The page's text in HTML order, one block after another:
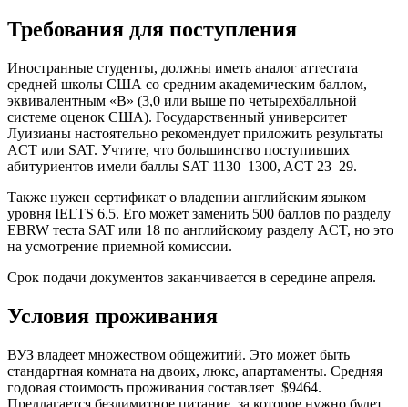
Требования для поступления
Иностранные студенты, должны иметь аналог аттестата
средней школы США со средним академическим баллом,
эквивалентным «B» (3,0 или выше по четырехбалльной
системе оценок США). Государственный университет
Луизианы настоятельно рекомендует приложить результаты
ACT или SAT. Учтите, что большинство поступивших
абитуриентов имели баллы SAT 1130–1300, ACT 23–29.
Также нужен сертификат о владении английским языком
уровня IELTS 6.5. Его может заменить 500 баллов по разделу
EBRW теста SAT или 18 по английскому разделу ACT, но это
на усмотрение приемной комиссии.
Срок подачи документов заканчивается в середине апреля.
Условия проживания
ВУЗ владеет множеством общежитий. Это может быть
стандартная комната на двоих, люкс, апартаменты. Средняя
годовая стоимость проживания составляет $9464.
Предлагается безлимитное питание, за которое нужно будет